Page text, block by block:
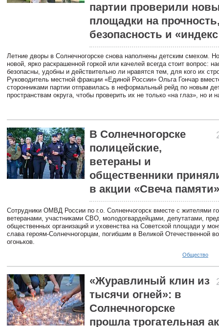
партии проверили
площадки на
безопасность и
Летние дворы в Солнечногорске снова наполнены детским смехом.
новой, ярко раскрашенной горкой или качелей всегда стоит вопрос:
безопасны, удобны и действительно ли нравятся тем, для кого их
Руководитель местной фракции «Единой России» Ольга Гончар
сторонниками партии отправилась в неформальный рейд по новым
пространствам округа, чтобы проверить их не только «на глаз», но и
В Солнечногорске
полицейские,
ветераны и
общественники
в акции «Свеча памяти»
Сотрудники ОМВД России по г.о. Солненчогорск вместе с жителями
ветеранами, участниками СВО, молодогвардейцами, депутатами,
общественных организаций и уховенства на Советской площади у
слава героям-Солнечногорцам, погибшим в Великой Отечественной
огоньков.
Общество
«Журавлиный клин из
тысячи огней»: в
Солнечногорске
прошла трогательная